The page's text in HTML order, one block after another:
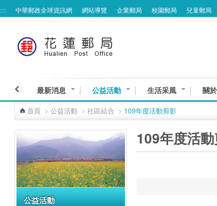
跳到主要內容區塊
::: 中華郵政全球資訊網 網站導覽 企業郵局 校園郵局 兒童郵局
最新消息 公益活動 生活采風 關
首頁 > 公益活動 > 社區結合 > 109年度活動剪影
公益活動
109年度活